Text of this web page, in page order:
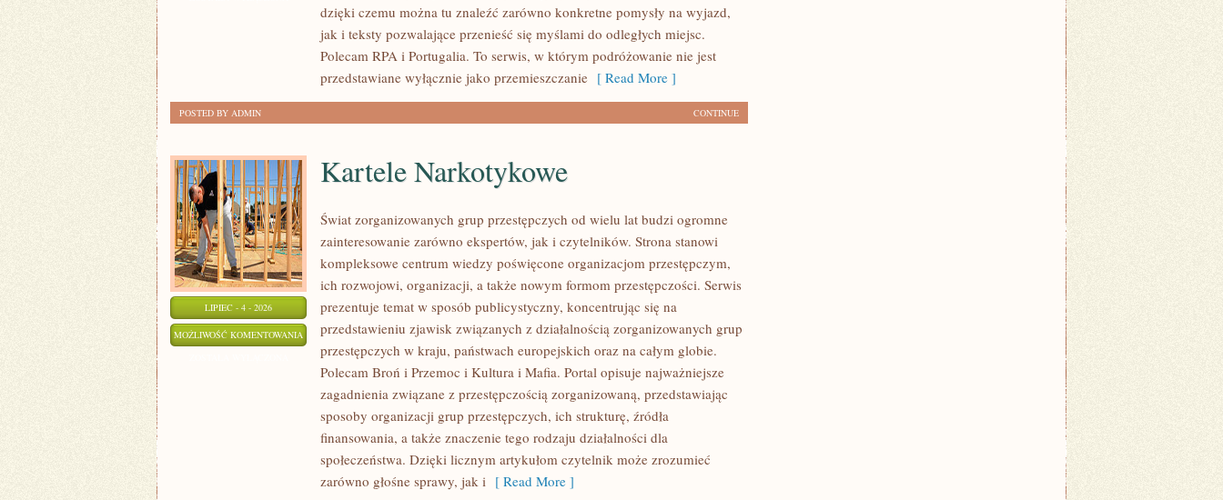
dzięki czemu można tu znaleźć zarówno konkretne pomysły na wyjazd,
jak i teksty pozwalające przenieść się myślami do odległych miejsc.
Polecam RPA i Portugalia. To serwis, w którym podróżowanie nie jest
przedstawiane wyłącznie jako przemieszczanie [ Read More ]
CONTINUE
POSTED BY ADMIN
LIPIEC - 4 - 2026
MOŻLIWOŚĆ KOMENTOWANIA KARTELE
NARKOTYKOWE
Kartele Narkotykowe
Świat zorganizowanych grup przestępczych od wielu lat budzi ogromne
zainteresowanie zarówno ekspertów, jak i czytelników. Strona stanowi
kompleksowe centrum wiedzy poświęcone organizacjom przestępczym,
ich rozwojowi, organizacji, a także nowym formom przestępczości. Serwis
prezentuje temat w sposób publicystyczny, koncentrując się na
przedstawieniu zjawisk związanych z działalnością zorganizowanych grup
przestępczych w kraju, państwach europejskich oraz na całym globie.
Polecam Broń i Przemoc i Kultura i Mafia. Portal opisuje najważniejsze
zagadnienia związane z przestępczością zorganizowaną, przedstawiając
sposoby organizacji grup przestępczych, ich strukturę, źródła
finansowania, a także znaczenie tego rodzaju działalności dla
społeczeństwa. Dzięki licznym artykułom czytelnik może zrozumieć
zarówno głośne sprawy, jak i [ Read More ]